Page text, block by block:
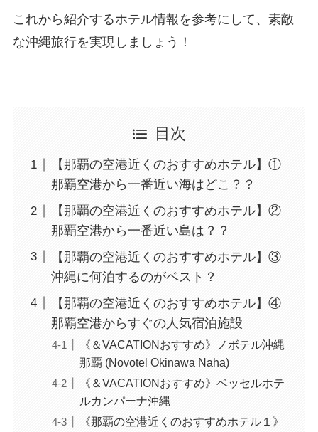
これから紹介するホテル情報を参考にして、素敵
な沖縄旅行を実現しましょう！
目次
【那覇の空港近くのおすすめホテル】①
那覇空港から一番近い海はどこ？？
【那覇の空港近くのおすすめホテル】②
那覇空港から一番近い島は？？
【那覇の空港近くのおすすめホテル】③
沖縄に何泊するのがベスト？
【那覇の空港近くのおすすめホテル】④
那覇空港からすぐの人気宿泊施設
《＆VACATIONおすすめ》ノボテル沖縄
那覇 (Novotel Okinawa Naha)
《＆VACATIONおすすめ》ベッセルホテ
ルカンパーナ沖縄
《那覇の空港近くのおすすめホテル１》